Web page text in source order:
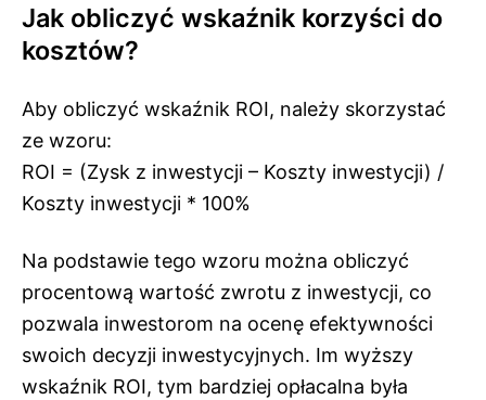
Jak obliczyć wskaźnik korzyści do
kosztów?
Aby obliczyć wskaźnik ROI, należy skorzystać
ze wzoru:
ROI = (Zysk z inwestycji – Koszty inwestycji) /
Koszty inwestycji * 100%
Na podstawie tego wzoru można obliczyć
procentową wartość zwrotu z inwestycji, co
pozwala inwestorom na ocenę efektywności
swoich decyzji inwestycyjnych. Im wyższy
wskaźnik ROI, tym bardziej opłacalna była